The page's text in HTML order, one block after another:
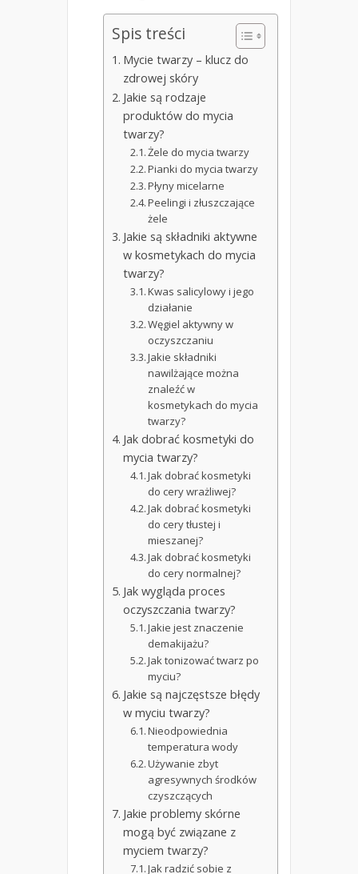
Spis treści
Mycie twarzy – klucz do
zdrowej skóry
Jakie są rodzaje
produktów do mycia
twarzy?
Żele do mycia twarzy
Pianki do mycia twarzy
Płyny micelarne
Peelingi i złuszczające
żele
Jakie są składniki aktywne
w kosmetykach do mycia
twarzy?
Kwas salicylowy i jego
działanie
Węgiel aktywny w
oczyszczaniu
Jakie składniki
nawilżające można
znaleźć w
kosmetykach do mycia
twarzy?
Jak dobrać kosmetyki do
mycia twarzy?
Jak dobrać kosmetyki
do cery wrażliwej?
Jak dobrać kosmetyki
do cery tłustej i
mieszanej?
Jak dobrać kosmetyki
do cery normalnej?
Jak wygląda proces
oczyszczania twarzy?
Jakie jest znaczenie
demakijażu?
Jak tonizować twarz po
myciu?
Jakie są najczęstsze błędy
w myciu twarzy?
Nieodpowiednia
temperatura wody
Używanie zbyt
agresywnych środków
czyszczących
Jakie problemy skórne
mogą być związane z
myciem twarzy?
Jak radzić sobie z